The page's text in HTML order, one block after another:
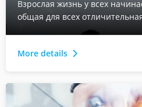
Взрослая жизнь у всех
общая для всех
More details